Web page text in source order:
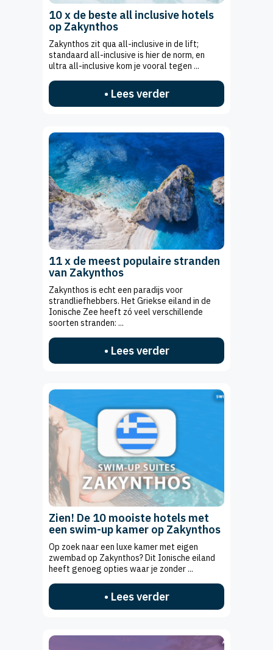
10 x de beste all inclusive hotels
op Zakynthos
Zakynthos zit qua all-inclusive in de lift;
standaard all-inclusive is hier de norm, en
ultra all-inclusive kom je vooral tegen ...
• Lees verder
11 x de meest populaire stranden
van Zakynthos
Zakynthos is echt een paradijs voor
strandliefhebbers. Het Griekse eiland in de
Ionische Zee heeft zó veel verschillende
soorten stranden: ...
• Lees verder
Zien! De 10 mooiste hotels met
een swim-up kamer op Zakynthos
Op zoek naar een luxe kamer met eigen
zwembad op Zakynthos? Dit Ionische eiland
heeft genoeg opties waar je zonder ...
• Lees verder